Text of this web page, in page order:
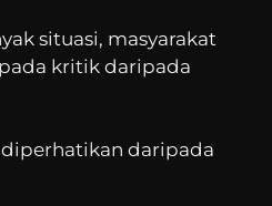
situasi, masyarakat
kritik daripada
daripada